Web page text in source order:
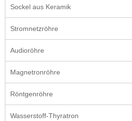
Sockel aus Keramik
Stromnetzröhre
Audioröhre
Magnetronröhre
Röntgenröhre
Wasserstoff-Thyratron